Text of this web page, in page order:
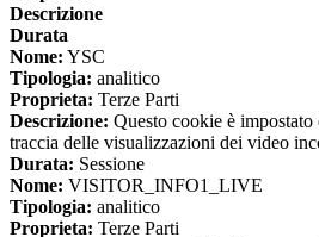
Descrizione
Durata
Nome: YSC
Tipologia: analitico
Proprieta: Terze Parti
Descrizione: Questo cookie è impostato
traccia delle visualizzazioni dei video
Durata: Sessione
Nome: VISITOR_INFO1_LIVE
Tipologia: analitico
Proprieta: Terze Parti